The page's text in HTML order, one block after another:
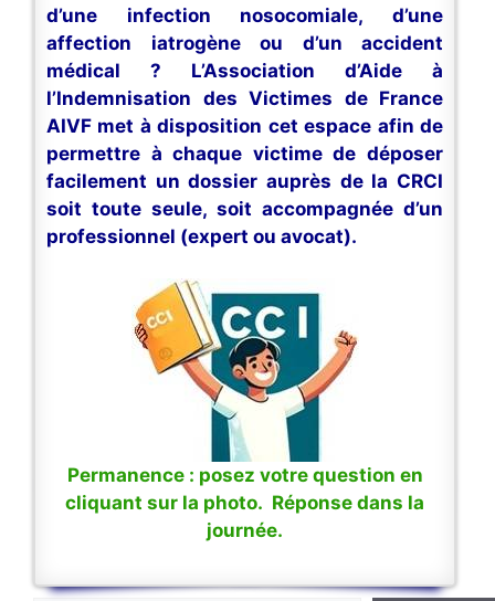
d’une infection nosocomiale, d’une
affection iatrogène ou d’un accident
médical ? L’Association d’Aide à
l’Indemnisation des Victimes de France
AIVF met à disposition cet espace afin de
permettre à chaque victime de déposer
facilement un dossier auprès de la CRCI
soit toute seule, soit accompagnée d’un
professionnel (expert ou avocat).
Permanence : posez votre question en
cliquant sur la photo. Réponse dans la
journée.